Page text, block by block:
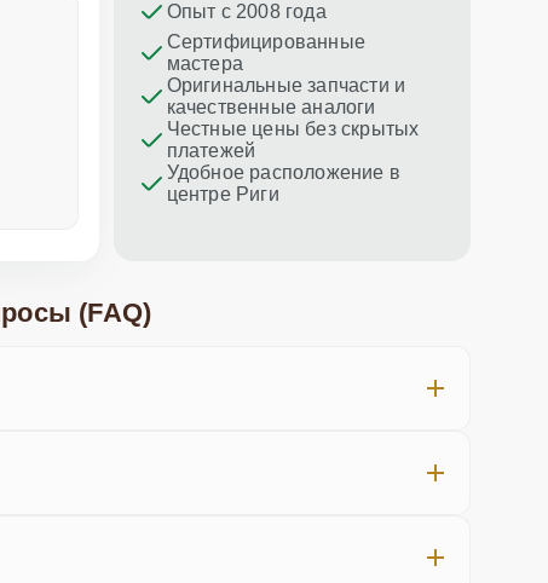
Dina Vituma
Отличное обслуживание!
неделю назад
Опыт с 2008 года
Сертифицированные
мастера
Оригинальные запчасти и
качественные аналоги
Честные цены без скрытых
платежей
Удобное расположение в
центре Риги
(FAQ)